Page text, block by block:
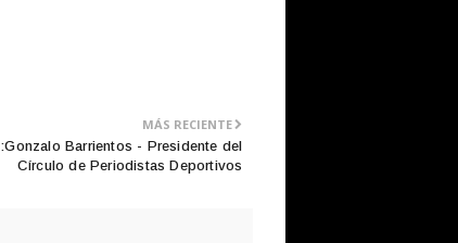
MÁS RECIENTE
Barrientos - Presidente del
Círculo de Periodistas Deportivos